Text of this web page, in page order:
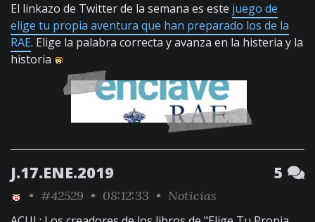
El linkazo de Twitter de la semana es este juego de
elige tu propia aventura que han preparado los de la
RAE. Elige la palabra correcta y avanza en la histeria y la
historia
J.17.ENE.2019 5
• #42529 • 08:12:33 • Noticias